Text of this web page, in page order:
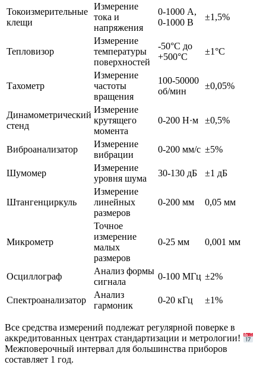
Токоизмерительные
клещи
Измерение
тока и
напряжения
0-1000 А,
0-1000 В
±1,5%
Тепловизор
Измерение
температуры
поверхностей
-50°C до
+500°C
±1°C
Тахометр
Измерение
частоты
вращения
100-50000
об/мин
±0,05%
Динамометрический
стенд
Измерение
крутящего
момента
0-200 Н·м ±0,5%
Виброанализатор
Измерение
вибрации
0-200 мм/с ±5%
Шумомер
Измерение
уровня шума
30-130 дБ ±1 дБ
Штангенциркуль
Измерение
линейных
размеров
0-200 мм 0,05 мм
Микрометр
Точное
измерение
малых
размеров
0-25 мм 0,001 мм
Осциллограф
Анализ формы
сигнала
0-100 МГц ±2%
Спектроанализатор
Анализ
гармоник
0-20 кГц ±1%
Все средства измерений подлежат регулярной поверке в
аккредитованных центрах стандартизации и метрологии!
Межповерочный интервал для большинства приборов
составляет 1 год.